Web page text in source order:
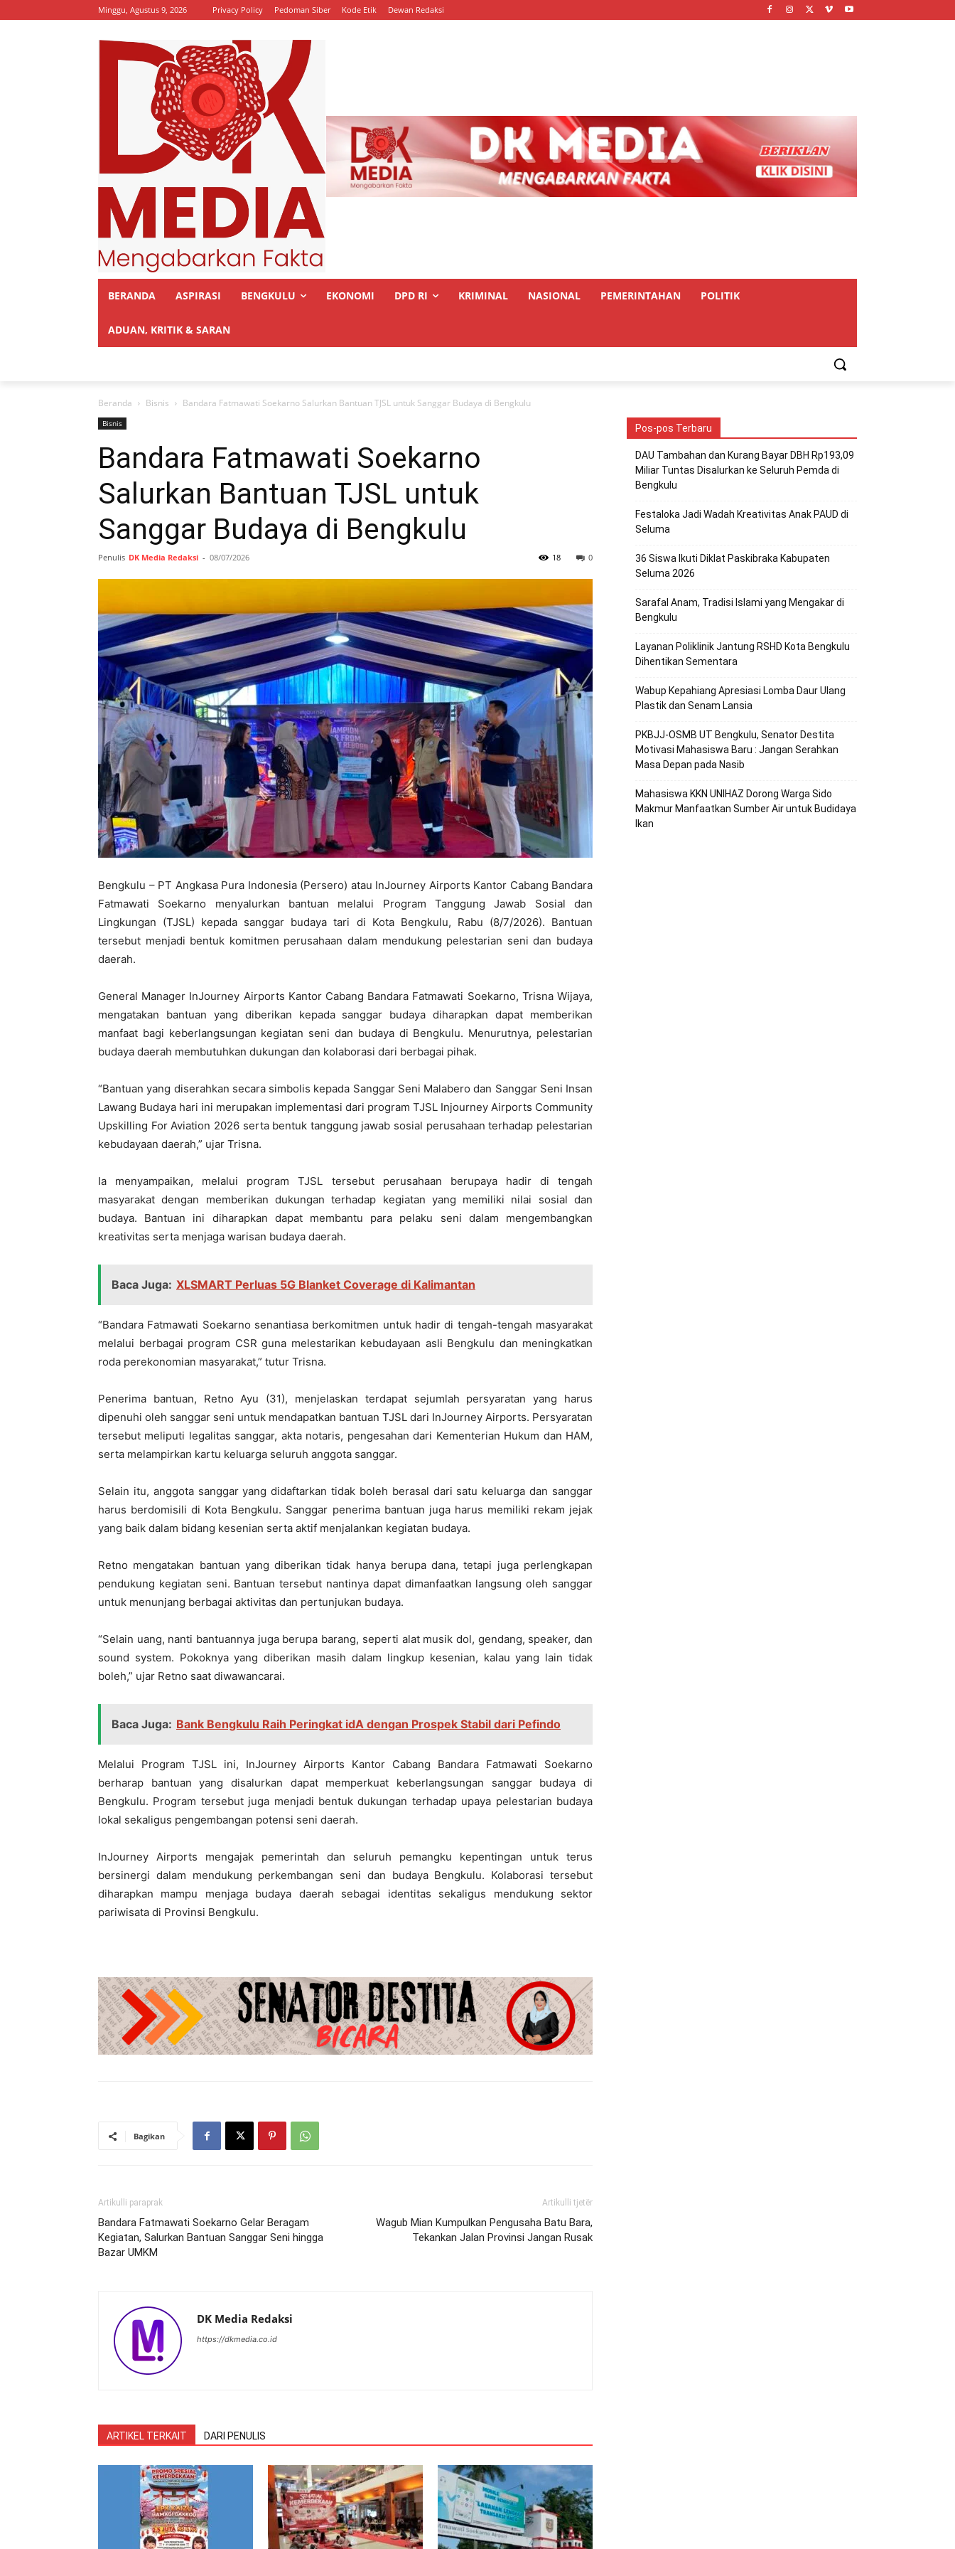
Minggu, Agustus 9, 2026 Privacy Policy Pedoman Siber Kode Etik Dewan Redaksi
BERANDA ASPIRASI BENGKULU EKONOMI DPD RI KRIMINAL NASIONAL PEMERINTAHAN POLITIK
ADUAN, KRITIK & SARAN
Beranda Bisnis Bandara Fatmawati Soekarno Salurkan Bantuan TJSL untuk Sanggar Budaya di Bengkulu
Bisnis
Bandara Fatmawati Soekarno
Salurkan Bantuan TJSL untuk
Sanggar Budaya di Bengkulu
Penulis DK Media Redaksi - 08/07/2026 0
18
Bengkulu – PT Angkasa Pura Indonesia (Persero) atau InJourney Airports Kantor Cabang Bandara
Fatmawati Soekarno menyalurkan bantuan melalui Program Tanggung Jawab Sosial dan
Lingkungan (TJSL) kepada sanggar budaya tari di Kota Bengkulu, Rabu (8/7/2026). Bantuan
tersebut menjadi bentuk komitmen perusahaan dalam mendukung pelestarian seni dan budaya
daerah.
General Manager InJourney Airports Kantor Cabang Bandara Fatmawati Soekarno, Trisna Wijaya,
mengatakan bantuan yang diberikan kepada sanggar budaya diharapkan dapat memberikan
manfaat bagi keberlangsungan kegiatan seni dan budaya di Bengkulu. Menurutnya, pelestarian
budaya daerah membutuhkan dukungan dan kolaborasi dari berbagai pihak.
“Bantuan yang diserahkan secara simbolis kepada Sanggar Seni Malabero dan Sanggar Seni Insan
Lawang Budaya hari ini merupakan implementasi dari program TJSL Injourney Airports Community
Upskilling For Aviation 2026 serta bentuk tanggung jawab sosial perusahaan terhadap pelestarian
kebudayaan daerah,” ujar Trisna.
Ia menyampaikan, melalui program TJSL tersebut perusahaan berupaya hadir di tengah
masyarakat dengan memberikan dukungan terhadap kegiatan yang memiliki nilai sosial dan
budaya. Bantuan ini diharapkan dapat membantu para pelaku seni dalam mengembangkan
kreativitas serta menjaga warisan budaya daerah.
Baca Juga: XLSMART Perluas 5G Blanket Coverage di Kalimantan
“Bandara Fatmawati Soekarno senantiasa berkomitmen untuk hadir di tengah-tengah masyarakat
melalui berbagai program CSR guna melestarikan kebudayaan asli Bengkulu dan meningkatkan
roda perekonomian masyarakat,” tutur Trisna.
Penerima bantuan, Retno Ayu (31), menjelaskan terdapat sejumlah persyaratan yang harus
dipenuhi oleh sanggar seni untuk mendapatkan bantuan TJSL dari InJourney Airports. Persyaratan
tersebut meliputi legalitas sanggar, akta notaris, pengesahan dari Kementerian Hukum dan HAM,
serta melampirkan kartu keluarga seluruh anggota sanggar.
Selain itu, anggota sanggar yang didaftarkan tidak boleh berasal dari satu keluarga dan sanggar
harus berdomisili di Kota Bengkulu. Sanggar penerima bantuan juga harus memiliki rekam jejak
yang baik dalam bidang kesenian serta aktif menjalankan kegiatan budaya.
Retno mengatakan bantuan yang diberikan tidak hanya berupa dana, tetapi juga perlengkapan
pendukung kegiatan seni. Bantuan tersebut nantinya dapat dimanfaatkan langsung oleh sanggar
untuk menunjang berbagai aktivitas dan pertunjukan budaya.
“Selain uang, nanti bantuannya juga berupa barang, seperti alat musik dol, gendang, speaker, dan
sound system. Pokoknya yang diberikan masih dalam lingkup kesenian, kalau yang lain tidak
boleh,” ujar Retno saat diwawancarai.
Baca Juga: Bank Bengkulu Raih Peringkat idA dengan Prospek Stabil dari Pefindo
Melalui Program TJSL ini, InJourney Airports Kantor Cabang Bandara Fatmawati Soekarno
berharap bantuan yang disalurkan dapat memperkuat keberlangsungan sanggar budaya di
Bengkulu. Program tersebut juga menjadi bentuk dukungan terhadap upaya pelestarian budaya
lokal sekaligus pengembangan potensi seni daerah.
InJourney Airports mengajak pemerintah dan seluruh pemangku kepentingan untuk terus
bersinergi dalam mendukung perkembangan seni dan budaya Bengkulu. Kolaborasi tersebut
diharapkan mampu menjaga budaya daerah sebagai identitas sekaligus mendukung sektor
pariwisata di Provinsi Bengkulu.
Bagikan
Artikulli paraprak
Bandara Fatmawati Soekarno Gelar Beragam
Kegiatan, Salurkan Bantuan Sanggar Seni hingga
Bazar UMKM
Artikulli tjetër
Wagub Mian Kumpulkan Pengusaha Batu Bara,
Tekankan Jalan Provinsi Jangan Rusak
DK Media Redaksi
https://dkmedia.co.id
ARTIKEL TERKAIT DARI PENULIS
Pos-pos Terbaru
DAU Tambahan dan Kurang Bayar DBH Rp193,09
Miliar Tuntas Disalurkan ke Seluruh Pemda di
Bengkulu
Festaloka Jadi Wadah Kreativitas Anak PAUD di
Seluma
36 Siswa Ikuti Diklat Paskibraka Kabupaten
Seluma 2026
Sarafal Anam, Tradisi Islami yang Mengakar di
Bengkulu
Layanan Poliklinik Jantung RSHD Kota Bengkulu
Dihentikan Sementara
Wabup Kepahiang Apresiasi Lomba Daur Ulang
Plastik dan Senam Lansia
PKBJJ-OSMB UT Bengkulu, Senator Destita
Motivasi Mahasiswa Baru : Jangan Serahkan
Masa Depan pada Nasib
Mahasiswa KKN UNIHAZ Dorong Warga Sido
Makmur Manfaatkan Sumber Air untuk Budidaya
Ikan